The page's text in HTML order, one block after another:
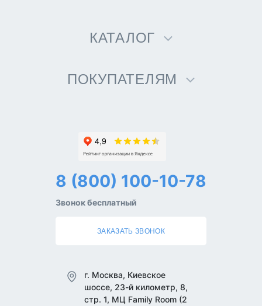
КАТАЛОГ
ПОКУПАТЕЛЯМ
8 (800) 100-10-78
Звонок бесплатный
ЗАКАЗАТЬ ЗВОНОК
г. Москва, Киевское
шоссе, 23-й километр, 8,
стр. 1, МЦ Family Room (2